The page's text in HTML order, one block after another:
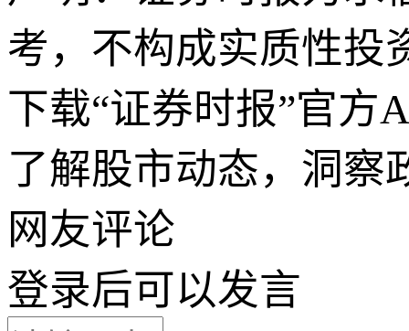
考，不构成实质性投
下载“证券时报”官方
了解股市动态，洞察
网友评论
登录后可以发言